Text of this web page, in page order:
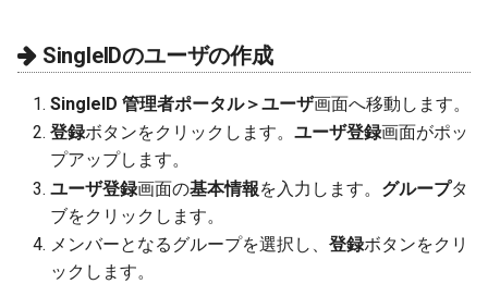
SingleIDのユーザの作成
SingleID 管理者ポータル＞ユーザ画面へ移動します。
登録ボタンをクリックします。 ユーザ登録画面がポッ
プアップします。
ユーザ登録画面の基本情報を入力します。 グループタ
ブをクリックします。
メンバーとなるグループを選択し、 登録ボタンをクリ
ックします。